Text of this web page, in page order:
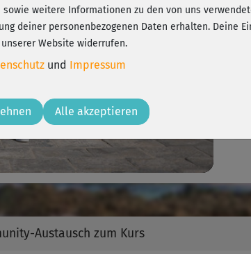
Austausch zum Kurs
weitere Informationen zu den von uns
deiner personenbezogenen Daten erhalten. Deine
Website widerrufen.
und Impressum
Alle akzeptieren